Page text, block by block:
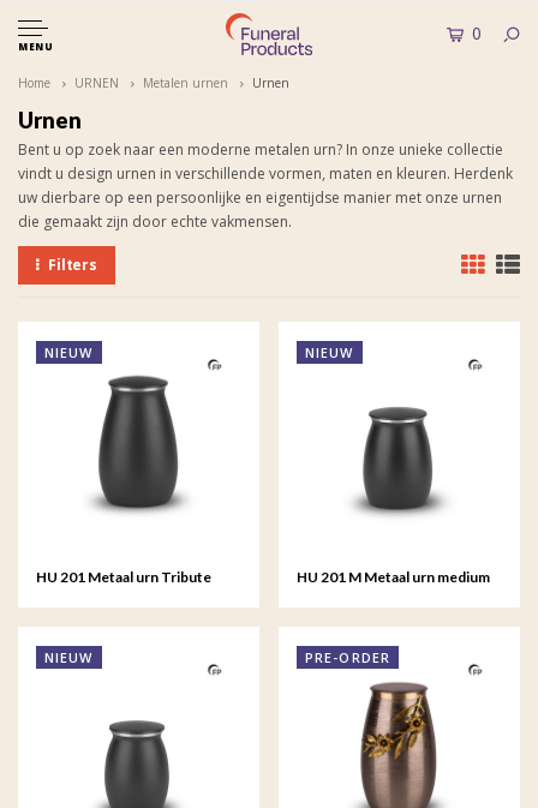
MENU
0
Home URNEN Metalen urnen Urnen
Urnen
Bent u op zoek naar een moderne metalen urn? In onze unieke collectie
vindt u design urnen in verschillende vormen, maten en kleuren. Herdenk
uw dierbare op een persoonlijke en eigentijdse manier met onze urnen
die gemaakt zijn door echte vakmensen.
Filters
NIEUW
HU 201 Metaal urn Tribute
NIEUW
HU 201 M Metaal urn medium
NIEUW PRE-ORDER